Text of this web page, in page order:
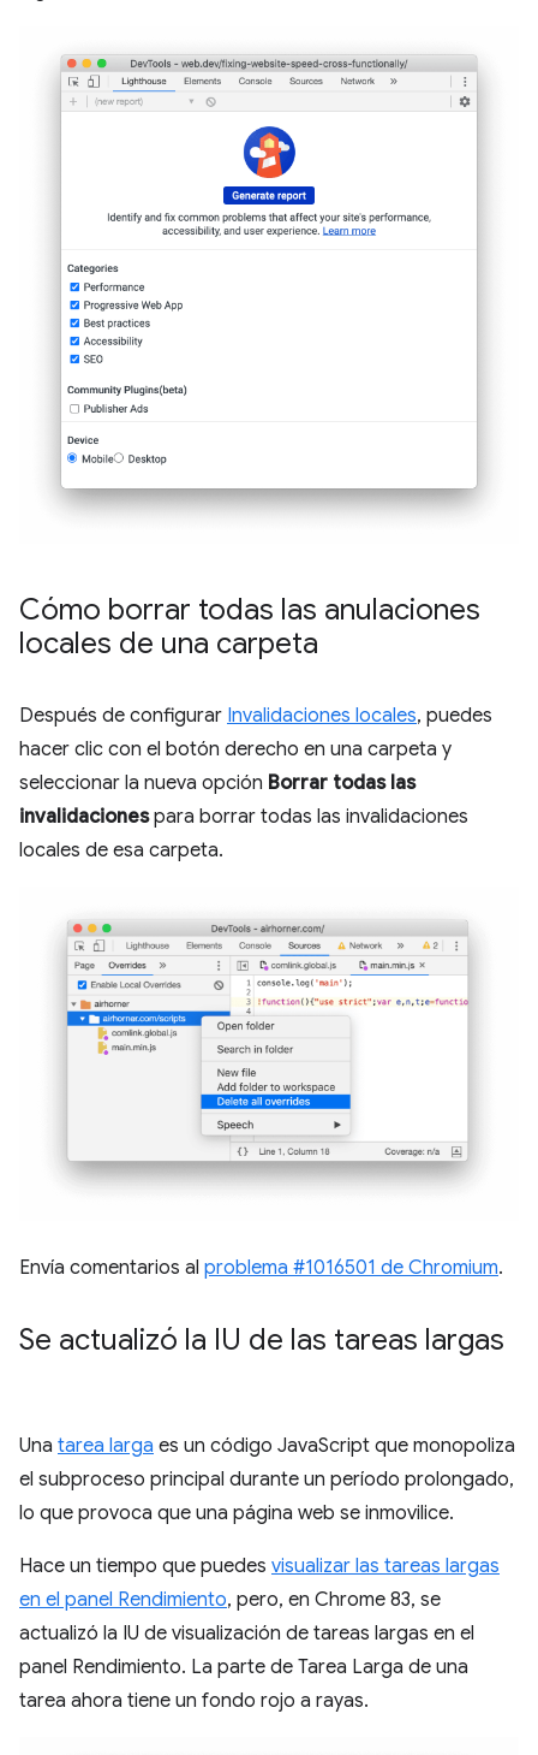
Cómo borrar todas las anulaciones
locales de una carpeta
Después de configurar Invalidaciones locales, puedes
hacer clic con el botón derecho en una carpeta y
seleccionar la nueva opción Borrar todas las
invalidacionespara borrar todas las invalidaciones
locales de esa carpeta.
Envía comentarios al problema #1016501 de Chromium.
Se actualizó la IU de las tareas largas
Una tarea larga es un código JavaScript que monopoliza
el subproceso principal durante un período prolongado,
lo que provoca que una página web se inmovilice.
Hace un tiempo que puedes visualizar las tareas largas
en el panel Rendimiento, pero, en Chrome 83, se
actualizó la IU de visualización de tareas largas en el
panel Rendimiento. La parte de Tarea Larga de una
tarea ahora tiene un fondo rojo a rayas.